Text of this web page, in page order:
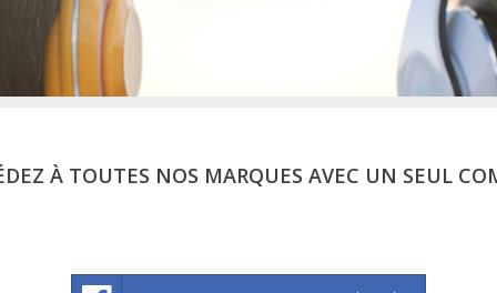
À TOUTES NOS MARQUES AVEC UN SEUL